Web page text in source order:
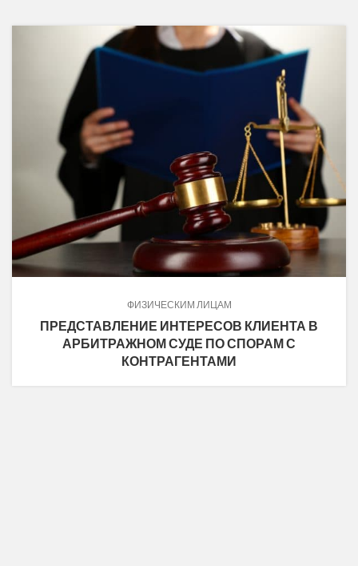
ФИЗИЧЕСКИМ ЛИЦАМ
ПРЕДСТАВЛЕНИЕ ИНТЕРЕСОВ КЛИЕНТА В
АРБИТРАЖНОМ СУДЕ ПО СПОРАМ С
КОНТРАГЕНТАМИ